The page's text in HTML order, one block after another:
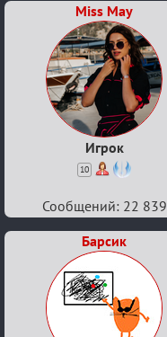
Miss May
Игрок
10
Сообщений: 22 839
Барсик